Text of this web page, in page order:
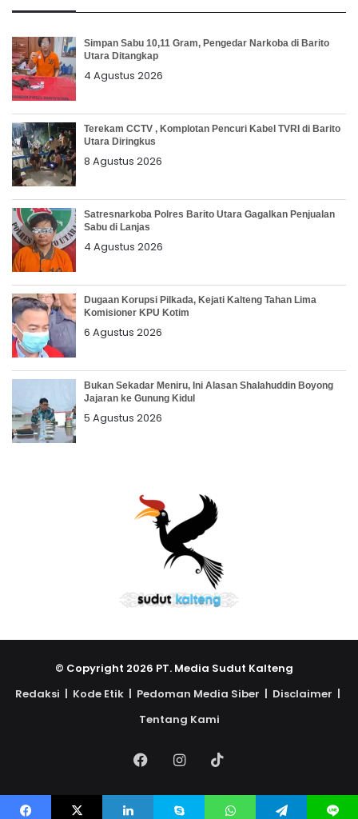
Simpan Sabu 10,11 Gram, Pengedar Narkoba di Barito
Utara Ditangkap
4 Agustus 2026
Terekam CCTV , Komplotan Pencuri Kabel TVRI di Barito
Utara Diringkus
8 Agustus 2026
Satresnarkoba Polres Barito Utara Gagalkan Penjualan
Sabu di Lanjas
4 Agustus 2026
Dugaan Korupsi Pilkada, Kejati Kalteng Tahan Lima
Komisioner KPU Kotim
6 Agustus 2026
Bukan Sekadar Meniru, Ini Alasan Shalahuddin Boyong
Jajaran ke Gunung Kidul
5 Agustus 2026
© Copyright 2026 PT. Media Sudut Kalteng
Redaksi | Kode Etik | Pedoman Media Siber | Disclaimer |
Tentang Kami
FacebookInstagram